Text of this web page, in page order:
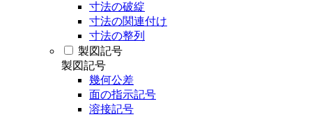
寸法の破綻
寸法の関連付け
寸法の整列
製図記号
製図記号
幾何公差
面の指示記号
溶接記号